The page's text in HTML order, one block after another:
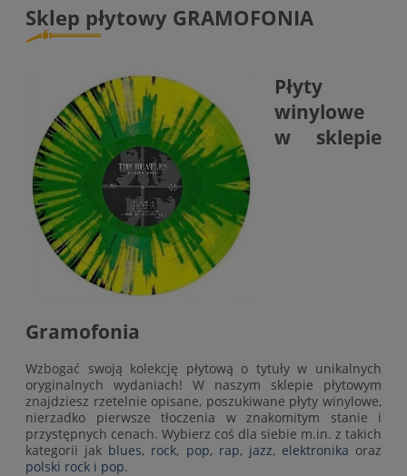
Sklep płytowy GRAMOFONIA
Płyty
winylowe
w sklepie
Gramofonia
Wzbogać swoją kolekcję płytową o tytuły w unikalnych
oryginalnych wydaniach! W naszym sklepie płytowym
znajdziesz rzetelnie opisane, poszukiwane płyty winylowe,
nierzadko pierwsze tłoczenia w znakomitym stanie i
przystępnych cenach. Wybierz coś dla siebie m.in. z takich
kategorii jak blues, rock, pop, rap, jazz, elektronika oraz
polski rock i pop.